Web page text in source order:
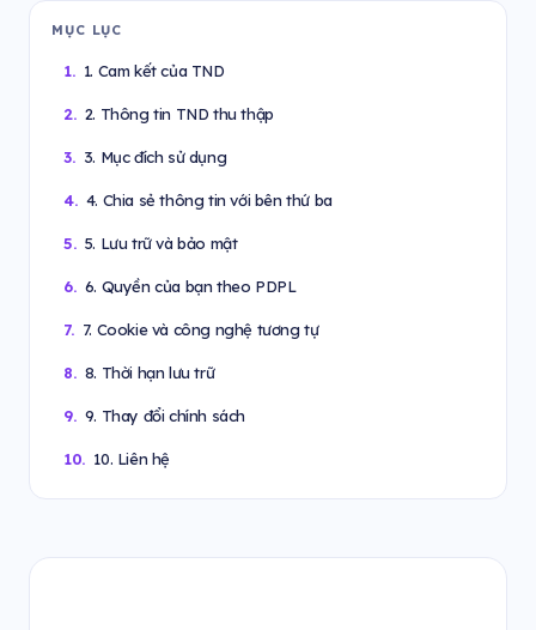
MỤC LỤC
1. Cam kết của TND
2. Thông tin TND thu thập
3. Mục đích sử dụng
4. Chia sẻ thông tin với bên thứ ba
5. Lưu trữ và bảo mật
6. Quyền của bạn theo PDPL
7. Cookie và công nghệ tương tự
8. Thời hạn lưu trữ
9. Thay đổi chính sách
10. Liên hệ